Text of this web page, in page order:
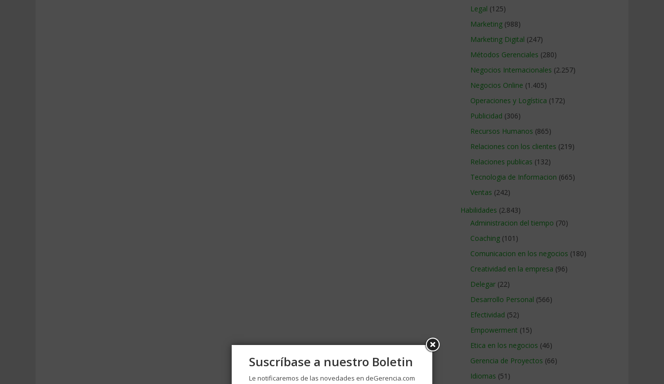
Legal (125)
Marketing (988)
Marketing Digital (247)
Métodos Gerenciales (280)
Negocios Internacionales (2.257)
Negocios Online (1.405)
Operaciones y Logística (172)
Publicidad (306)
Recursos Humanos (865)
Relaciones con los clientes (219)
Relaciones publicas (132)
Tecnologia de Informacion (665)
Ventas (242)
Habilidades (2.843)
Administracion del tiempo (70)
Coaching (101)
Comunicacion en los negocios (180)
Creatividad en la empresa (96)
Delegar (22)
Desarrollo Personal (566)
Efectividad (52)
Empowerment (15)
Etica en los negocios (46)
Gerencia de Proyectos (66)
Idiomas (51)
Suscríbase a nuestro Boletin
Le notificaremos de las novedades en deGerencia.com